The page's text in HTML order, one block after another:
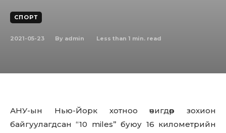
СПОРТ
2021-05-23 By admin Less than 1 min. read
АНУ-ын Нью-Йорк хотноо өчигдөр зохион
байгуулагдсан “10 miles” буюу 16 километрийн